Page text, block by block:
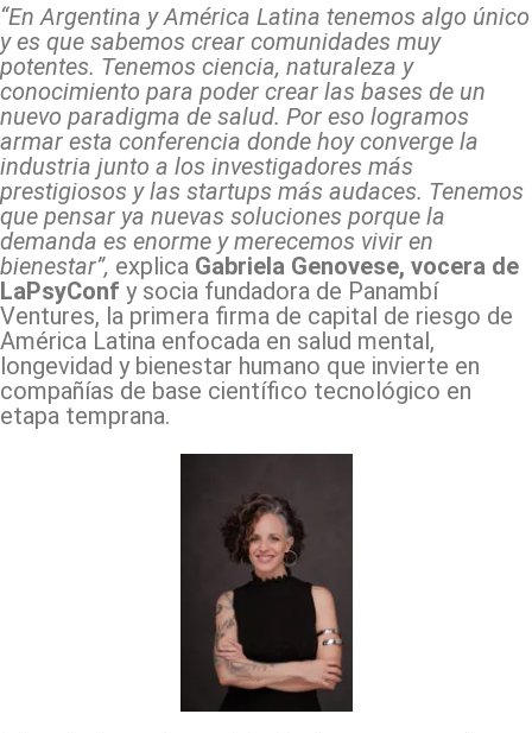
“En Argentina y América Latina tenemos algo único
y es que sabemos crear comunidades muy
potentes. Tenemos ciencia, naturaleza y
conocimiento para poder crear las bases de un
nuevo paradigma de salud. Por eso logramos
armar esta conferencia donde hoy converge la
industria junto a los investigadores más
prestigiosos y las startups más audaces. Tenemos
que pensar ya nuevas soluciones porque la
demanda es enorme y merecemos vivir en
bienestar”, explica Gabriela Genovese, vocera de
LaPsyConf y socia fundadora de Panambí
Ventures, la primera firma de capital de riesgo de
América Latina enfocada en salud mental,
longevidad y bienestar humano que invierte en
compañías de base científico tecnológico en
etapa temprana.